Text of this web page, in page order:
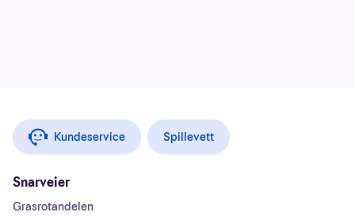
Kundeservice Spillevett
Snarveier
Grasrotandelen